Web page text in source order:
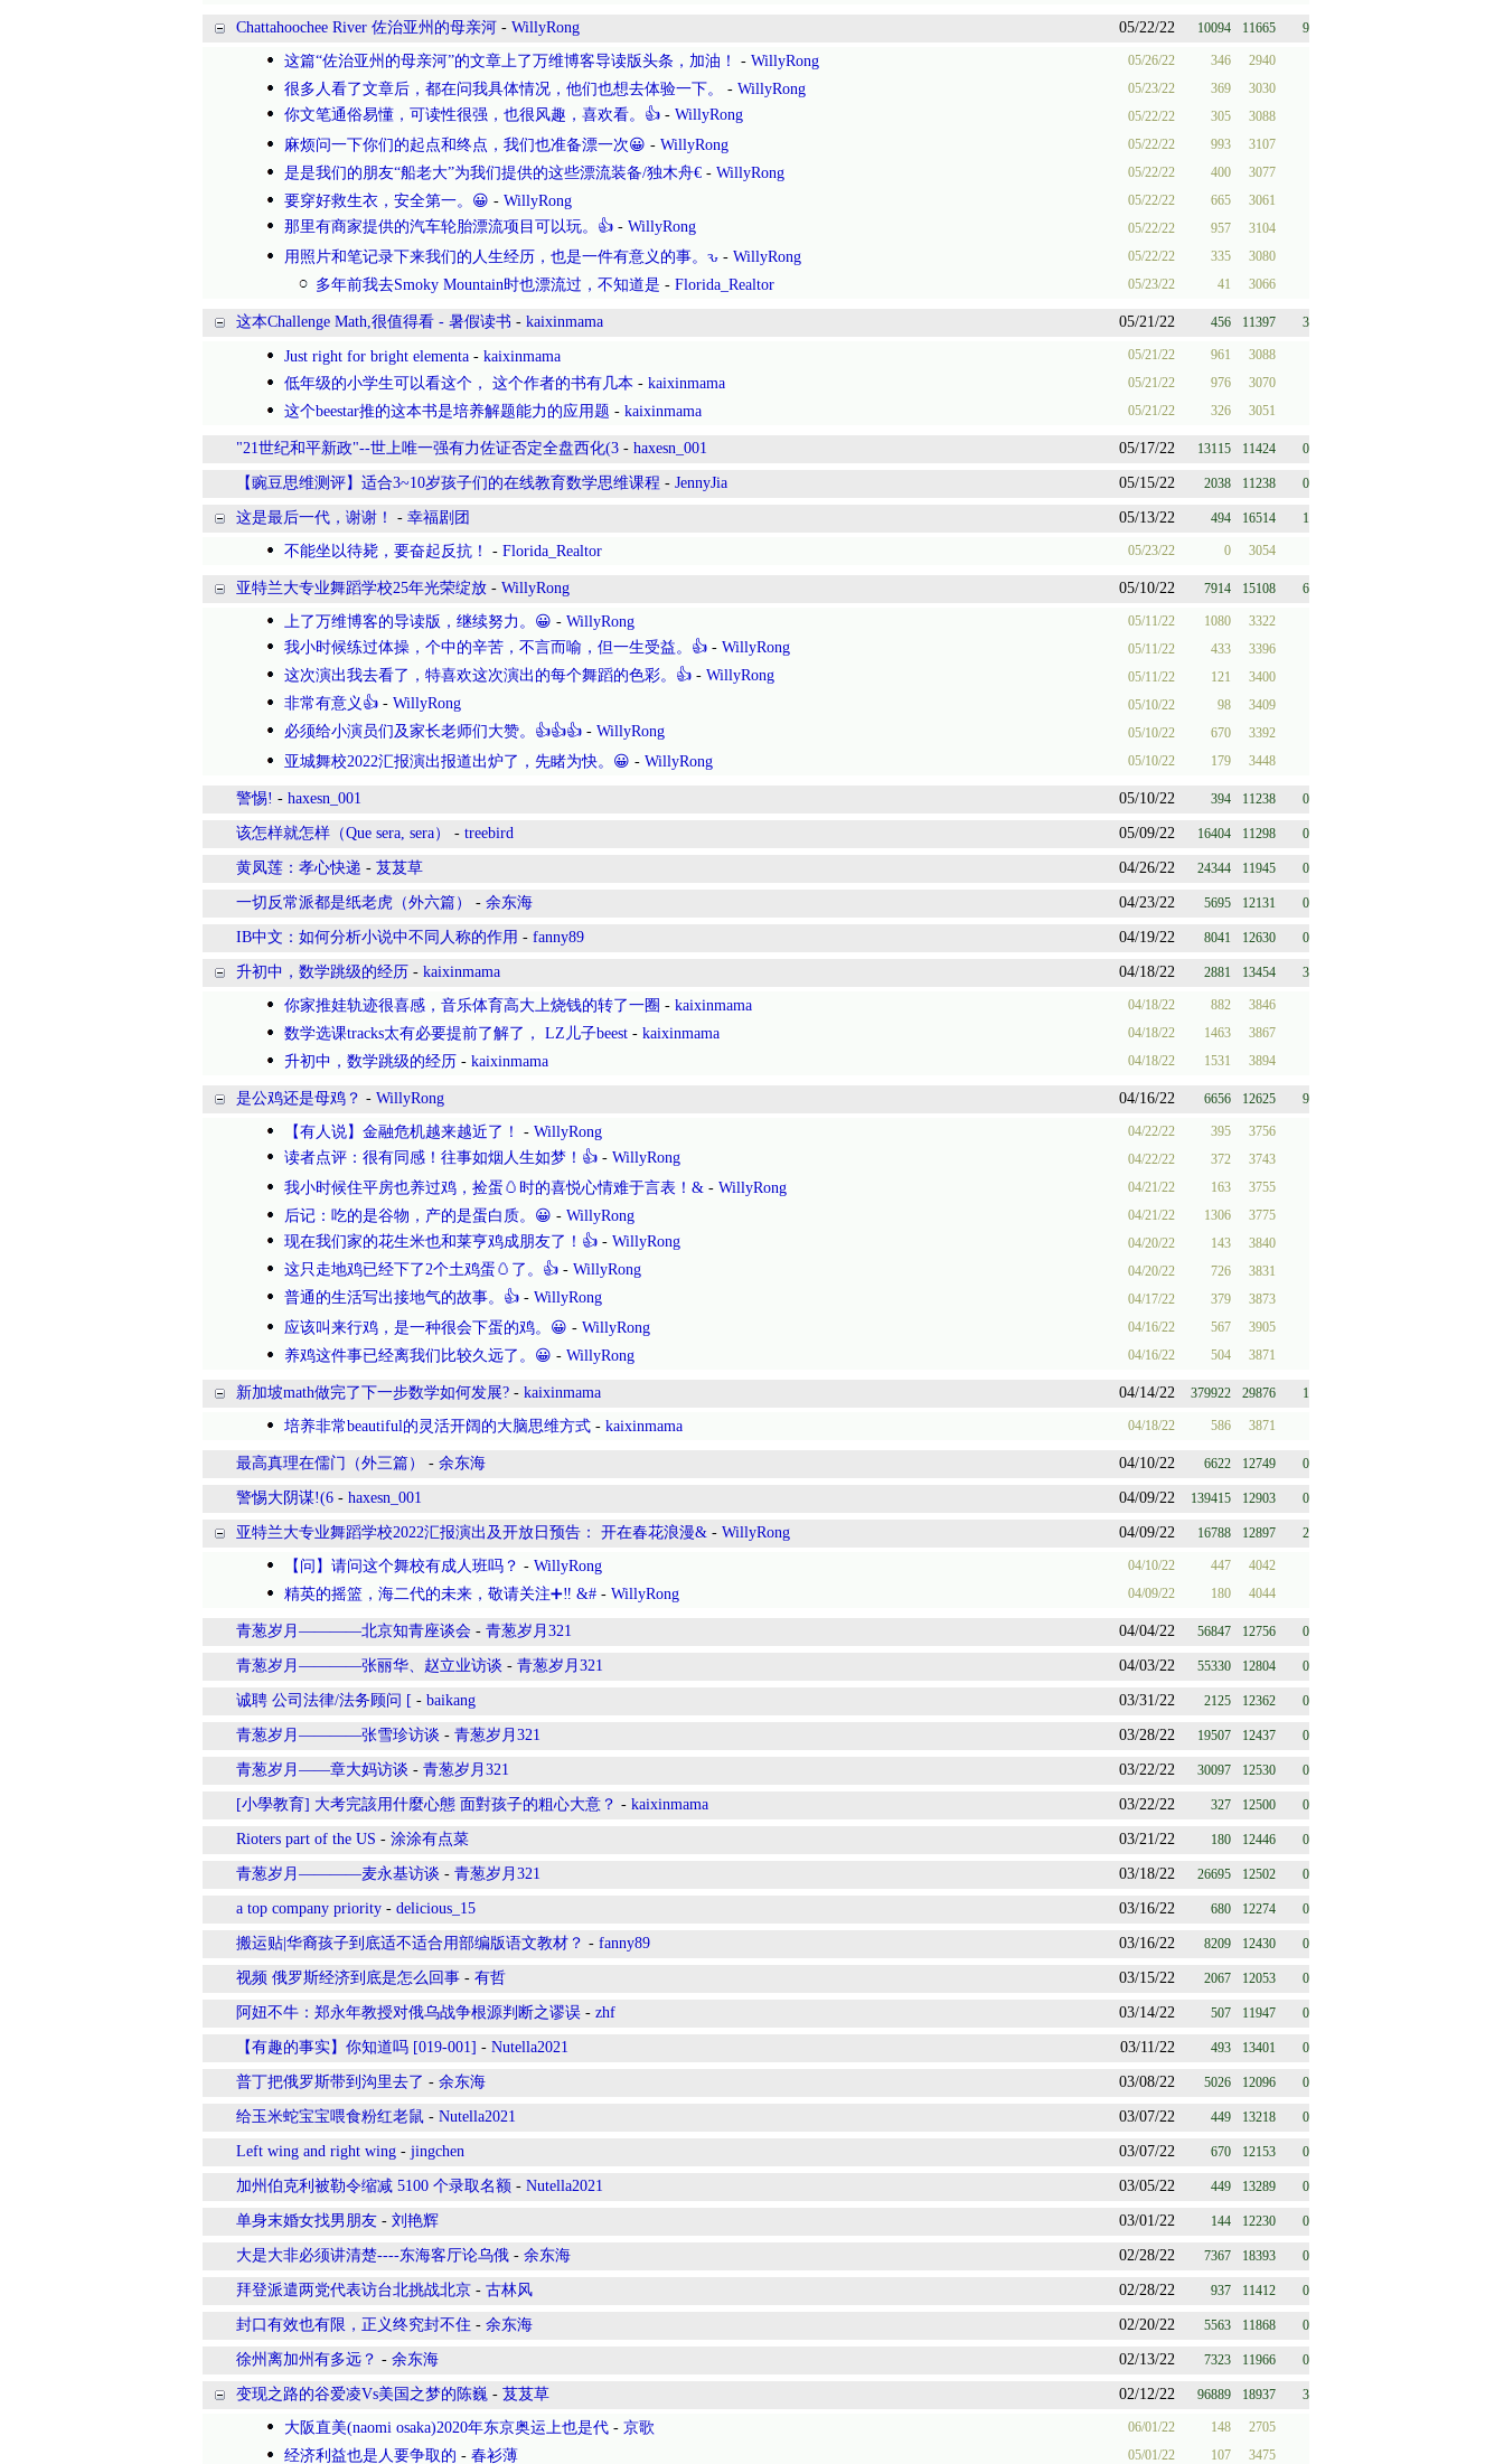
Chattahoochee River 佐治亚州的母亲河 - WillyRong 05/22/22 10094 11665 9
这篇“佐治亚州的母亲河”的文章上了万维博客导读版头条，加油！ - WillyRong 05/26/22 346 2940
很多人看了文章后，都在问我具体情况，他们也想去体验一下。 - WillyRong 05/23/22 369 3030
你文笔通俗易懂，可读性很强，也很风趣，喜欢看。👍 - WillyRong 05/22/22 305 3088
麻烦问一下你们的起点和终点，我们也准备漂一次😀 - WillyRong 05/22/22 993 3107
是是我们的朋友“船老大”为我们提供的这些漂流装备/独木舟€ - WillyRong 05/22/22 400 3077
要穿好救生衣，安全第一。😀 - WillyRong 05/22/22 665 3061
那里有商家提供的汽车轮胎漂流项目可以玩。👍 - WillyRong 05/22/22 957 3104
用照片和笔记录下来我们的人生经历，也是一件有意义的事。ԅ - WillyRong 05/22/22 335 3080
多年前我去Smoky Mountain时也漂流过，不知道是 - Florida_Realtor 05/23/22 41 3066
这本Challenge Math,很值得看 - 暑假读书 - kaixinmama 05/21/22 456 11397 3
Just right for bright elementa - kaixinmama 05/21/22 961 3088
低年级的小学生可以看这个， 这个作者的书有几本 - kaixinmama 05/21/22 976 3070
这个beestar推的这本书是培养解题能力的应用题 - kaixinmama 05/21/22 326 3051
"21世纪和平新政"--世上唯一强有力佐证否定全盘西化(3 - haxesn_001 05/17/22 13115 11424 0
【豌豆思维测评】适合3~10岁孩子们的在线教育数学思维课程 - JennyJia 05/15/22 2038 11238 0
这是最后一代，谢谢！ - 幸福剧团 05/13/22 494 16514 1
不能坐以待毙，要奋起反抗！ - Florida_Realtor 05/23/22 0 3054
亚特兰大专业舞蹈学校25年光荣绽放 - WillyRong 05/10/22 7914 15108 6
上了万维博客的导读版，继续努力。😀 - WillyRong 05/11/22 1080 3322
我小时候练过体操，个中的辛苦，不言而喻，但一生受益。👍 - WillyRong 05/11/22 433 3396
这次演出我去看了，特喜欢这次演出的每个舞蹈的色彩。👍 - WillyRong 05/11/22 121 3400
非常有意义👍 - WillyRong 05/10/22 98 3409
必须给小演员们及家长老师们大赞。👍👍👍 - WillyRong 05/10/22 670 3392
亚城舞校2022汇报演出报道出炉了，先睹为快。😀 - WillyRong 05/10/22 179 3448
警惕! - haxesn_001 05/10/22 394 11238 0
该怎样就怎样（Que sera, sera） - treebird 05/09/22 16404 11298 0
黄凤莲：孝心快递 - 芨芨草 04/26/22 24344 11945 0
一切反常派都是纸老虎（外六篇） - 余东海 04/23/22 5695 12131 0
IB中文：如何分析小说中不同人称的作用 - fanny89 04/19/22 8041 12630 0
升初中，数学跳级的经历 - kaixinmama 04/18/22 2881 13454 3
你家推娃轨迹很喜感，音乐体育高大上烧钱的转了一圈 - kaixinmama 04/18/22 882 3846
数学选课tracks太有必要提前了解了， LZ儿子beest - kaixinmama 04/18/22 1463 3867
升初中，数学跳级的经历 - kaixinmama 04/18/22 1531 3894
是公鸡还是母鸡？ - WillyRong 04/16/22 6656 12625 9
【有人说】金融危机越来越近了！ - WillyRong 04/22/22 395 3756
读者点评：很有同感！往事如烟人生如梦！👍 - WillyRong 04/22/22 372 3743
我小时候住平房也养过鸡，捡蛋🥚时的喜悦心情难于言表！& - WillyRong 04/21/22 163 3755
后记：吃的是谷物，产的是蛋白质。😀 - WillyRong 04/21/22 1306 3775
现在我们家的花生米也和莱亨鸡成朋友了！👍 - WillyRong 04/20/22 143 3840
这只走地鸡已经下了2个土鸡蛋🥚了。👍 - WillyRong 04/20/22 726 3831
普通的生活写出接地气的故事。👍 - WillyRong 04/17/22 379 3873
应该叫来行鸡，是一种很会下蛋的鸡。😀 - WillyRong 04/16/22 567 3905
养鸡这件事已经离我们比较久远了。😀 - WillyRong 04/16/22 504 3871
新加坡math做完了下一步数学如何发展? - kaixinmama 04/14/22 379922 29876 1
培养非常beautiful的灵活开阔的大脑思维方式 - kaixinmama 04/18/22 586 3871
最高真理在儒门（外三篇） - 余东海 04/10/22 6622 12749 0
警惕大阴谋!(6 - haxesn_001 04/09/22 139415 12903 0
亚特兰大专业舞蹈学校2022汇报演出及开放日预告： 开在春花浪漫& - WillyRong 04/09/22 16788 12897 2
【问】请问这个舞校有成人班吗？ - WillyRong 04/10/22 447 4042
精英的摇篮，海二代的未来，敬请关注➕‼️ &# - WillyRong 04/09/22 180 4044
青葱岁月————北京知青座谈会 - 青葱岁月321 04/04/22 56847 12756 0
青葱岁月————张丽华、赵立业访谈 - 青葱岁月321 04/03/22 55330 12804 0
诚聘 公司法律/法务顾问 [ - baikang 03/31/22 2125 12362 0
青葱岁月————张雪珍访谈 - 青葱岁月321 03/28/22 19507 12437 0
青葱岁月——章大妈访谈 - 青葱岁月321 03/22/22 30097 12530 0
[小學教育] 大考完該用什麼心態 面對孩子的粗心大意？ - kaixinmama 03/22/22 327 12500 0
Rioters part of the US - 涂涂有点菜 03/21/22 180 12446 0
青葱岁月————麦永基访谈 - 青葱岁月321 03/18/22 26695 12502 0
a top company priority - delicious_15 03/16/22 680 12274 0
搬运贴|华裔孩子到底适不适合用部编版语文教材？ - fanny89 03/16/22 8209 12430 0
视频 俄罗斯经济到底是怎么回事 - 有哲 03/15/22 2067 12053 0
阿妞不牛：郑永年教授对俄乌战争根源判断之谬误 - zhf 03/14/22 507 11947 0
【有趣的事实】你知道吗 [019-001] - Nutella2021 03/11/22 493 13401 0
普丁把俄罗斯带到沟里去了 - 余东海 03/08/22 5026 12096 0
给玉米蛇宝宝喂食粉红老鼠 - Nutella2021 03/07/22 449 13218 0
Left wing and right wing - jingchen 03/07/22 670 12153 0
加州伯克利被勒令缩减 5100 个录取名额 - Nutella2021 03/05/22 449 13289 0
单身末婚女找男朋友 - 刘艳辉 03/01/22 144 12230 0
大是大非必须讲清楚----东海客厅论乌俄 - 余东海 02/28/22 7367 18393 0
拜登派遣两党代表访台北挑战北京 - 古林风 02/28/22 937 11412 0
封口有效也有限，正义终究封不住 - 余东海 02/20/22 5563 11868 0
徐州离加州有多远？ - 余东海 02/13/22 7323 11966 0
变现之路的谷爱凌Vs美国之梦的陈巍 - 芨芨草 02/12/22 96889 18937 3
大阪直美(naomi osaka)2020年东京奥运上也是代 - 京歌 06/01/22 148 2705
经济利益也是人要争取的 - 春衫薄 05/01/22 107 3475